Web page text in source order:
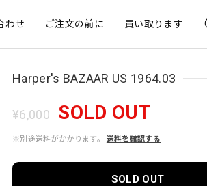
わせ ご注文の前に 買い取ります
Harper's BAZAAR US 1964.03
¥6,000 SOLD OUT
※別途送料がかかります。 送料を確認する
SOLD OUT